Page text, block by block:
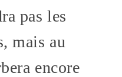
pas les
mais au
encore